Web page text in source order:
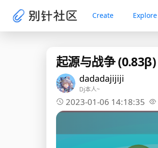
Create Explore
起源与战争 (0.83β)
dadadajijiji
Dj本人~
2023-01-06 14:18:35